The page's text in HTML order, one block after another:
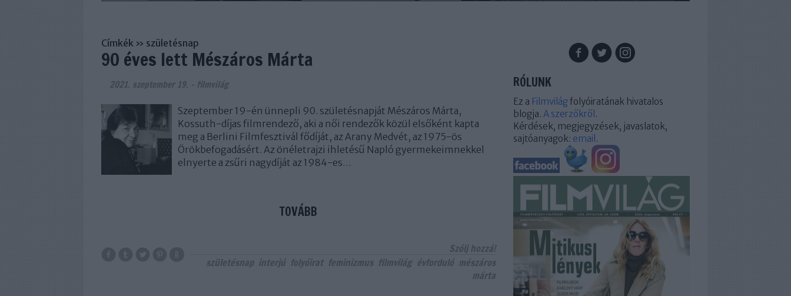
Címkék » születésnap
90 éves lett Mészáros Márta
2021. szeptember 19. - filmvilág
Szeptember 19-én ünnepli 90. születésnapját Mészáros Márta,
Kossuth-díjas filmrendező, aki a női rendezők közül elsőként kapta
meg a Berlini Filmfesztivál fődíját, az Arany Medvét, az 1975-ös
Örökbefogadásért. Az önéletrajzi ihletésű Napló gyermekeimnekkel
elnyerte a zsűri nagydíját az 1984-es…
TOVÁBB
Szólj hozzá!
születésnap interjú folyóirat feminizmus filmvilág évforduló mészáros
márta
RÓLUNK
Ez a Filmvilágfolyóiratának hivatalos
blogja. A szerzőkről .
Kérdések, megjegyzések, javaslatok,
sajtóanyagok: email .